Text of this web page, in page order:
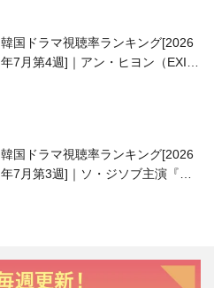
韓国ドラマ視聴率ランキング[2026
年7月第4週]｜アン・ヒヨン（EXID
韓国ドラマ視聴率ランキング[2026
年7月第3週]｜ソ・ジソブ主演『エ